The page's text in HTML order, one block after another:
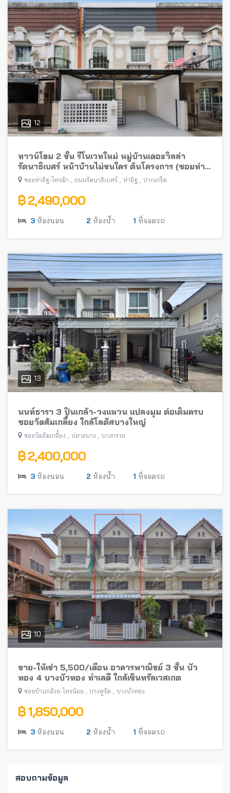
12
ทาวน์โฮม 2 ชั้น รีโนเวทใหม่ หมู่บ้านเดอะวิลล่า
รัตนาธิเบศร์ หน้าบ้านไม่ชนใคร ต้นโครงการ (ซอยท่า
อิฐ-ไทรม้า) พร้อมอยู่ ใกล้รถไฟฟ้าสายสีม่วง
ซอยท่าอิฐ-ไทรม้า , ถนนรัตนาธิเบศร์ , ท่าอิฐ , ปากเกร็ด
฿ 2,490,000
3 ห้องนอน 2 ห้องน้ำ 1 ที่จอดรถ
13
นนท์ธารา 3 ปิ่นเกล้า-วงแหวน แปลงมุม ต่อเติมครบ
ซอยวัดส้มเกลี้ยง ใกล้โลตัสบางใหญ่
ซอยวัดส้มเกลี้ยง , ปลายบาง , บางกรวย
฿ 2,400,000
3 ห้องนอน 2 ห้องน้ำ 1 ที่จอดรถ
10
ขาย-ให้เช่า 5,500/เดือน อาคารพาณิชย์ 3 ชั้น บัว
ทอง 4 บางบัวทอง ทำเลดี ใกล้เซ็นทรัลเวสเกต
ซอยบ้านกล้วย-ไทรน้อย , บางคูรัด , บางบัวทอง
฿ 1,850,000
3 ห้องนอน 2 ห้องน้ำ 1 ที่จอดรถ
สอบถามข้อมูล